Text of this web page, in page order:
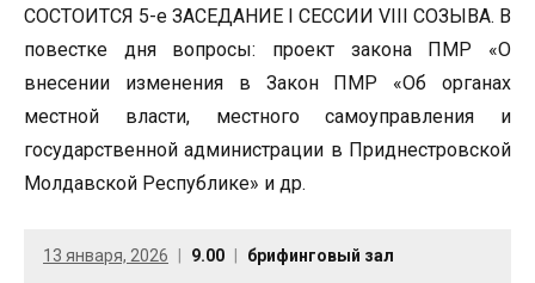
СОСТОИТСЯ 5-е ЗАСЕДАНИЕ I СЕССИИ VIII СОЗЫВА. В
повестке дня вопросы: проект закона ПМР «О
внесении изменения в Закон ПМР «Об органах
местной власти, местного самоуправления и
государственной администрации в Приднестровской
Молдавской Республике» и др.
13 января, 2026 9.00 брифинговый зал